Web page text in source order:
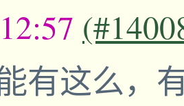
有这么，